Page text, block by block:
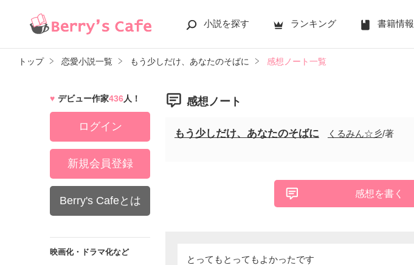
小説を探す ランキング 書籍情報
トップ 恋愛小説一覧 もう少しだけ、あなたのそばに 感想ノート一覧
感想ノート
もう少しだけ、あなたのそばに くるみん☆彡/著
感想を書く
とってもとってもよかったです
デビュー作家436人！
ログイン
新規会員登録
Berry's Cafeとは
映画化・ドラマ化など